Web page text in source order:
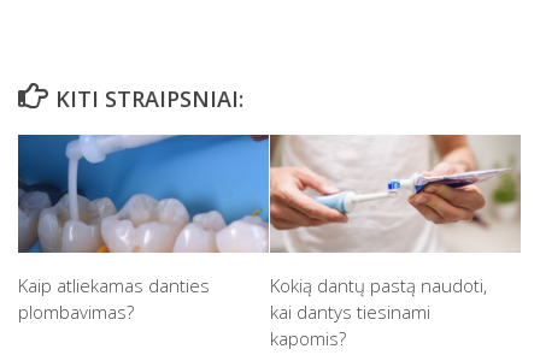
KITI STRAIPSNIAI:
Kaip atliekamas danties
plombavimas?
Kokią dantų pastą naudoti,
kai dantys tiesinami
kapomis?